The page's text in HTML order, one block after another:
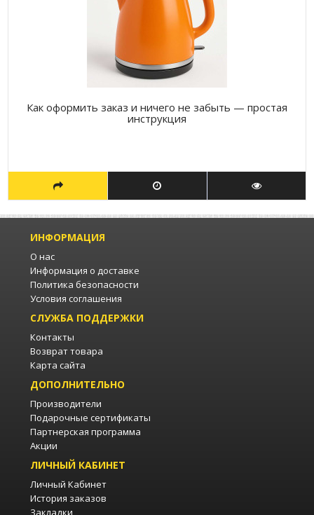
Как оформить заказ и ничего не забыть — простая
инструкция
ИНФОРМАЦИЯ
О нас
Информация о доставке
Политика безопасности
Условия соглашения
СЛУЖБА ПОДДЕРЖКИ
Контакты
Возврат товара
Карта сайта
ДОПОЛНИТЕЛЬНО
Производители
Подарочные сертификаты
Партнерская программа
Акции
ЛИЧНЫЙ КАБИНЕТ
Личный Кабинет
История заказов
Закладки